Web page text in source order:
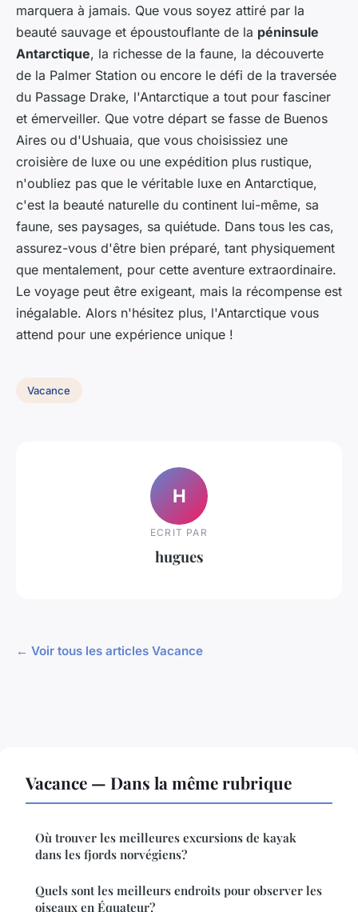
marquera à jamais. Que vous soyez attiré par la
beauté sauvage et époustouflante de la péninsule
Antarctique, la richesse de la faune, la découverte
de la Palmer Station ou encore le défi de la traversée
du Passage Drake, l'Antarctique a tout pour fasciner
et émerveiller. Que votre départ se fasse de Buenos
Aires ou d'Ushuaia, que vous choisissiez une
croisière de luxe ou une expédition plus rustique,
n'oubliez pas que le véritable luxe en Antarctique,
c'est la beauté naturelle du continent lui-même, sa
faune, ses paysages, sa quiétude. Dans tous les cas,
assurez-vous d'être bien préparé, tant physiquement
que mentalement, pour cette aventure extraordinaire.
Le voyage peut être exigeant, mais la récompense est
inégalable. Alors n'hésitez plus, l'Antarctique vous
attend pour une expérience unique !
Vacance
H
ECRIT PAR
hugues
← Voir tous les articles Vacance
Vacance — Dans la même rubrique
Où trouver les meilleures excursions de kayak
dans les fjords norvégiens?
Quels sont les meilleurs endroits pour observer les
oiseaux en Équateur?